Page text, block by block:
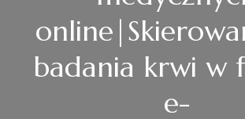
badania krwi w
e-